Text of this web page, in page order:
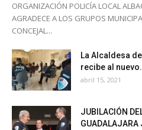
ORGANIZACIÓN POLICÍA LOCAL
AGRADECE A LOS GRUPOS
CONCEJAL...
La Alcaldesa
recibe al
abril 15, 2021
JUBILACIÓN
GUADALAJARA